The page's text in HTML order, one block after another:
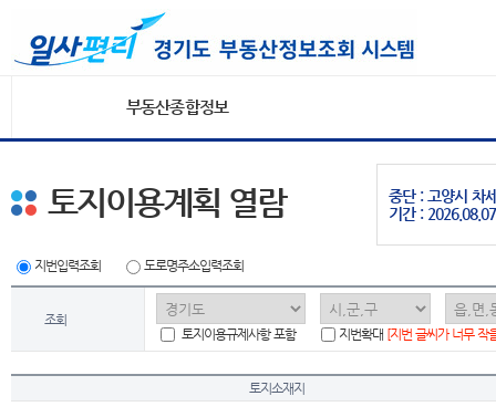
부동산종합정보
중단 : 고양시 차
기간 :
토지이용계획 열람
지번입력조회 도로명주소입력조회
조회
토지이용규제사항 포함
지번확대 [지번 글씨가 너무 작
토지소재지